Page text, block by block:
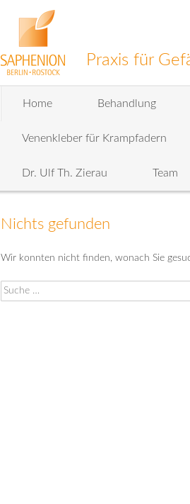
Praxis für
Home Behandlung
Venenkleber für Krampfadern
Dr. Ulf Th. Zierau Team
Nichts gefunden
Wir konnten nicht finden, wonach Sie
Suche
nach: